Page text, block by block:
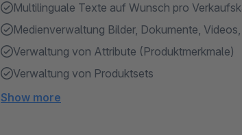
Multilinguale Texte auf Wunsch pro
Medienverwaltung Bilder, Dokumente,
Verwaltung von Attribute (Produktmerkmale)
Verwaltung von Produktsets
Show more